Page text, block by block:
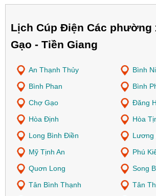
Lịch Cúp Điện Các phường
Gạo - Tiền Giang
An Thạnh Thủy
Bình
Bình Phan
Bình
Chợ Gạo
Đăng
Hòa Định
Hòa
Long Bình Điền
Lương
Mỹ Tịnh An
Phú
Quơn Long
Song
Tân Bình Thạnh
Tân